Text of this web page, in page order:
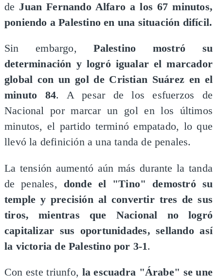
de Juan Fernando Alfaro a los 67 minutos,
poniendo a Palestino en una situación difícil.
Sin embargo,Palestino mostró su
determinación y logró igualar el marcador
global con un gol de Cristian Suárez en el
minuto 84. A pesar de los esfuerzos de
Nacional por marcar un gol en los últimos
minutos, el partido terminó empatado, lo que
llevó la definición a una tanda de penales.
La tensión aumentó aún más durante la tanda
de penales, donde el "Tino" demostró su
temple y precisión al convertir tres de sus
tiros, mientras que Nacional no logró
capitalizar sus oportunidades, sellando así
la victoria de Palestino por 3-1.
Con este triunfo, la escuadra "Árabe" se une